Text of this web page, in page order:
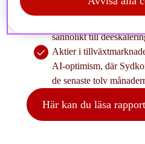
räntan igen i juni för
sannolikt till
Aktier i
AI‑optimism, där
de senaste tolv
Här kan du läsa